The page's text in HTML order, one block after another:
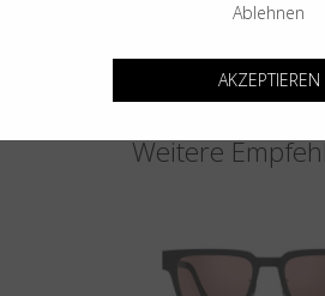
Weitere
Ablehnen
AKZEPTIEREN